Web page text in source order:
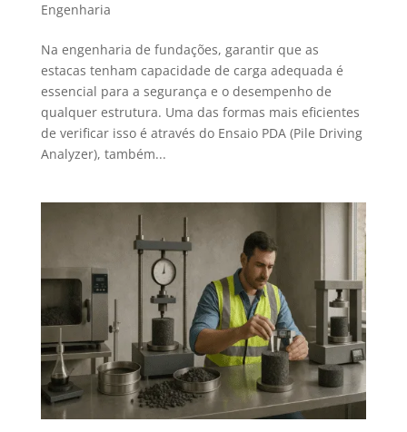
Engenharia
Na engenharia de fundações, garantir que as
estacas tenham capacidade de carga adequada é
essencial para a segurança e o desempenho de
qualquer estrutura. Uma das formas mais eficientes
de verificar isso é através do Ensaio PDA (Pile Driving
Analyzer), também...